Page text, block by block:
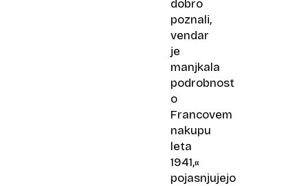
dobro
poznali,
vendar
je
manjkala
podrobnost
o
Francovem
nakupu
leta
1941,«
pojasnjujejo